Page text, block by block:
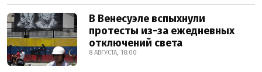
В Венесуэле вспыхнули
протесты из-за ежедневных
отключений света
8 АВГУСТА, 18:00